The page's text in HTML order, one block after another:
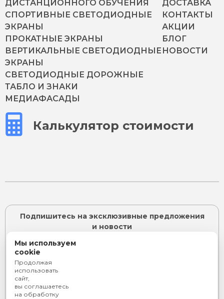
ДИСТАНЦИОННОГО ОБУЧЕНИЯ
СПОРТИВНЫЕ СВЕТОДИОДНЫЕ
ЭКРАНЫ
ПРОКАТНЫЕ ЭКРАНЫ
ВЕРТИКАЛЬНЫЕ СВЕТОДИОДНЫЕ
ЭКРАНЫ
СВЕТОДИОДНЫЕ ДОРОЖНЫЕ
ТАБЛО И ЗНАКИ
МЕДИАФАСАДЫ
ДОСТАВКА
КОНТАКТЫ
АКЦИИ
БЛОГ
НОВОСТИ
Калькулятор стоимости
Подпишитесь на эксклюзивные предложения
и новости
Я согласен с
согласие наобработку персональных данных
Мы используем
cookie
Продолжая
использовать
сайт,
вы соглашаетесь
на обработку